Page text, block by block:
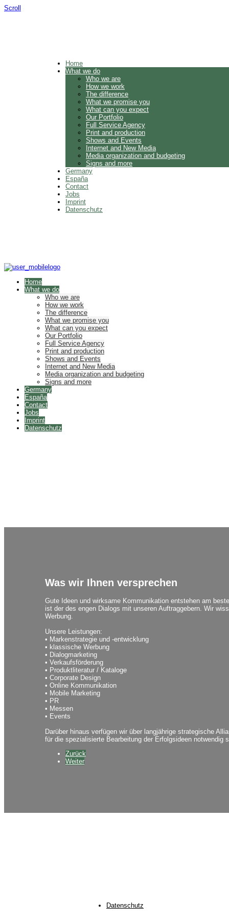
Scroll
Home
What we do
Who we are
How we work
The difference
What we promise you
What can you expect
Our Portfolio
Full Service Agency
Print and production
Shows and Events
Internet and New Media
Media organization and budgeting
Signs and more
Germany
España
Contact
Jobs
Imprint
Datenschutz
Home
What we do
Who we are
How we work
The difference
What we promise you
What can you expect
Our Portfolio
Full Service Agency
Print and production
Shows and Events
Internet and New Media
Media organization and budgeting
Signs and more
Germany
España
Contact
Jobs
Imprint
Datenschutz
Was wir Ihnen versprechen
Gute Ideen und wirksame Kommunikation entstehen am
ist der des engen Dialogs mit unseren Auftraggebern. Wir
Werbung.
Unsere Leistungen:
• Markenstrategie und -entwicklung
• klassische Werbung
• Dialogmarketing
• Verkaufsförderung
• Produktliteratur / Kataloge
• Corporate Design
• Online Kommunikation
• Mobile Marketing
• PR
• Messen
• Events
Darüber hinaus verfügen wir über langjährige strategische
für die spezialisierte Bearbeitung der Erfolgsideen notwendig
Zurück
Weiter
Datenschutz